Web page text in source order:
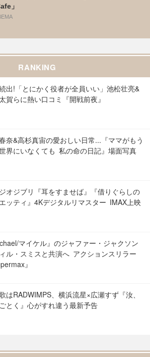
」
RANKING
出!「とにかく役者が全員いい」池松壮亮&
賀らに熱い口コミ『開戦前夜』
奈&高杉真宙の愛おしい日常...『ママがもう
界にいなくても 私の命の日記』場面写真
オジブリ『耳をすませば』『借りぐらしの
ッティ』4Kデジタルリマスター IMAX上映
マイケル』のジャファー・ジャクソン
ル・スミスと共演へ アクションスリラー
』
はRADWIMPS、横浜流星×広瀬すず『汝、
とく』心がすれ違う最新予告